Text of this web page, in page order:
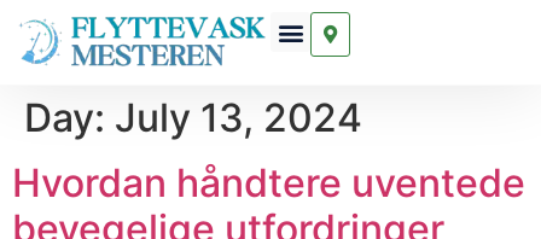
Day: July 13, 2024
Hvordan håndtere uventede
bevegelige utfordringer